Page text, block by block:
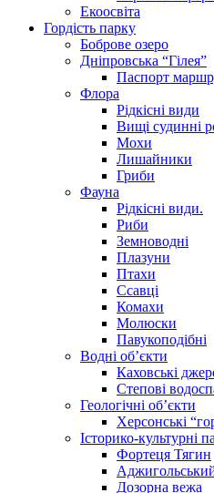
Екоосвіта
Гордість парку
Боброве озеро
Дніпровська “Гілея”
Паспорт
Флора
Рідкісні види
Вищі судинні
Мохи
Лишайники
Гриби
Фауна
Рідкісні види.
Риби
Земноводні
Плазуни
Птахи
Ссавці
Комахи
Молюски
Павукоподібні
Водні об’єкти
Каховські
Степові
Геологічні об’єкти
Херсонські
Історико-культурні
Фортеця Тягин
Дозорна вежа